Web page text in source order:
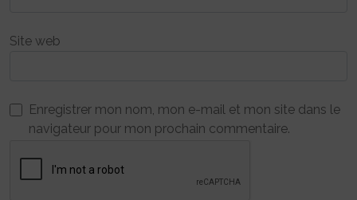
Site web
Enregistrer mon nom, mon e-mail et mon site dans le
navigateur pour mon prochain commentaire.